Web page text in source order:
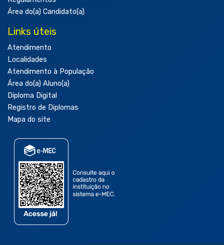
Área do(a) Candidato(a)
Links úteis
Atendimento
Localidades
Atendimento à População
Área do(a) Aluno(a)
Diploma Digital
Registro de Diplomas
Mapa do site